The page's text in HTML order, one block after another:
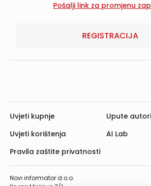
REGISTRACIJA
Novi informator d.o.o.
Uvjeti kupnje
Uvjeti korištenja
Pravila zaštite privatnosti
Upute
AI Lab